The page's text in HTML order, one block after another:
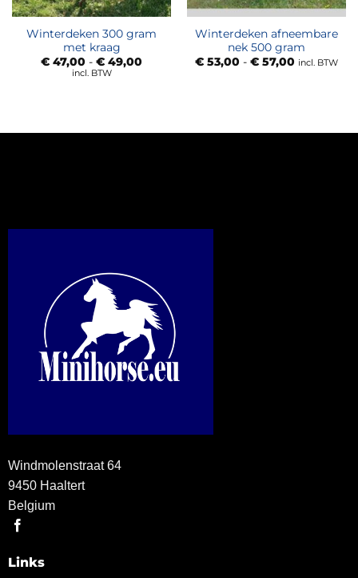
Winterdeken 300 gram
met kraag
€47,00 - €49,00 Prijsklasse:
incl. BTW
Winterdeken afneembare
nek 500 gram
€53,00 - €57,00 Prijsklasse:
incl. BTW
Windmolenstraat 64
9450 Haaltert
Belgium
Links